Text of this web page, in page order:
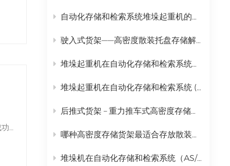
português
中文
русский
自动化存储和检索系统堆垛起重机的完整日常维护计划
驶入式货架——高密度散装托盘存储解决方案
堆垛起重机在自动化存储和检索系统（AS/RS）中的全面应用
堆垛起重机在自动化存储和检索系统 (AS/RS) 中的作用及全面成本分析
后推式货架 – 重力推车式高密度存储解决方案
哪种高密度存储货架最适合存放散装托盘货物？ | 金摩尔驶入式货架
堆垛机在自动化存储和检索系统（AS/RS）中的作用分析